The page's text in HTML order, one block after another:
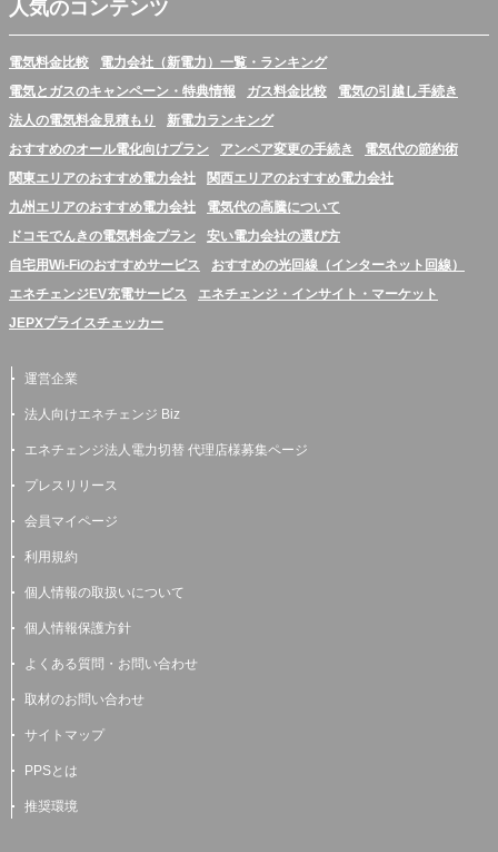
人気のコンテンツ
電気料金比較
電力会社（新電力）一覧・ランキング
電気とガスのキャンペーン・特典情報
ガス料金比較
電気の引越し手続き
法人の電気料金見積もり
新電力ランキング
おすすめのオール電化向けプラン
アンペア変更の手続き
電気代の節約術
関東エリアのおすすめ電力会社
関西エリアのおすすめ電力会社
九州エリアのおすすめ電力会社
電気代の高騰について
ドコモでんきの電気料金プラン
安い電力会社の選び方
自宅用Wi-Fiのおすすめサービス
おすすめの光回線（インターネット回線）
エネチェンジEV充電サービス
エネチェンジ・インサイト・マーケット
JEPXプライスチェッカー
運営企業
法人向けエネチェンジ Biz
エネチェンジ法人電力切替 代理店様募集ページ
プレスリリース
会員マイページ
利用規約
個人情報の取扱いについて
個人情報保護方針
よくある質問・お問い合わせ
取材のお問い合わせ
サイトマップ
PPSとは
推奨環境